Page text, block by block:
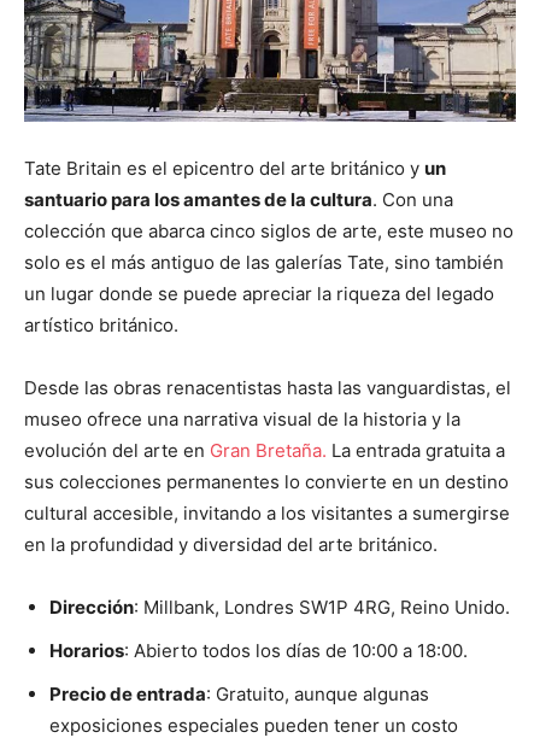
Tate Britain es el epicentro del arte británico y un
santuario para los amantes de la cultura. Con una
colección que abarca cinco siglos de arte, este museo no
solo es el más antiguo de las galerías Tate, sino también
un lugar donde se puede apreciar la riqueza del legado
artístico británico.
Desde las obras renacentistas hasta las vanguardistas, el
museo ofrece una narrativa visual de la historia y la
evolución del arte en Gran Bretaña. La entrada gratuita a
sus colecciones permanentes lo convierte en un destino
cultural accesible, invitando a los visitantes a sumergirse
en la profundidad y diversidad del arte británico.
Dirección: Millbank, Londres SW1P 4RG, Reino Unido.
Horarios: Abierto todos los días de 10:00 a 18:00.
Precio de entrada: Gratuito, aunque algunas
exposiciones especiales pueden tener un costo